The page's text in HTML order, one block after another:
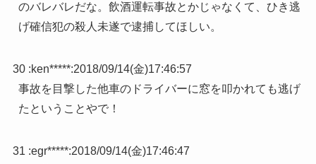
のバレバレだな。飲酒運転事故とかじゃなくて、ひき逃
げ確信犯の殺人未遂で逮捕してほしい。
30 :ken*****:2018/09/14(金)17:46:57
事故を目撃した他車のドライバーに窓を叩かれても逃げ
たということやで！
31 :egr*****:2018/09/14(金)17:46:47